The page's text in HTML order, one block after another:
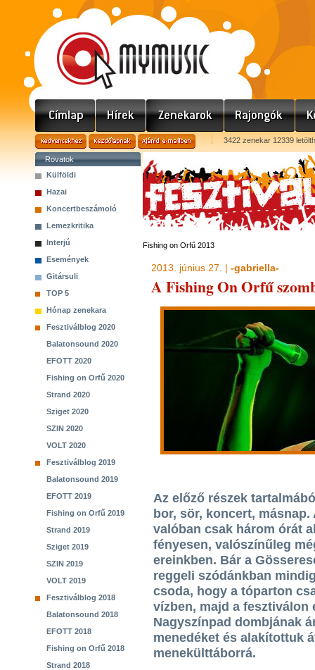
3422 zenekar 12339
Rovatok
Külföldi
Hazai
Koncertbeszámoló
Lemezkritika
Interjú
Események
Gitársuli
TOP 5
Hónap zenekara
Fesztiválblog 2020
Balatonsound 2020
EFOTT 2020
Fishing on Orfű 2020
Strand 2020
Sziget 2020
SZIN 2020
VOLT 2020
Fesztiválblog 2019
Balatonsound 2019
EFOTT 2019
Fishing on Orfű 2019
Strand 2019
Sziget 2019
SZIN 2019
VOLT 2019
Fesztiválblog 2018
Balatonsound 2018
EFOTT 2018
Fishing on Orfű 2018
Strand 2018
Fishing on Orfű 2013
2013. június 27. | -gabriella-
A Fishing On Orfű
Az előző részek
bor, sör, koncert,
valóban csak három órát
fényesen, valószínűleg
ereinkben. Bár a
reggeli szódánkban
csoda, hogy a tóparton
vízben, majd a fesztiválon
Nagyszínpad dombjának
menedéket és alakítottuk
menekülttáborrá.